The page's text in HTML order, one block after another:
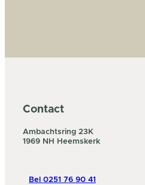
Contact
Ambachtsring 23K
1969 NH Heemskerk
Bel 0251 76 90 41